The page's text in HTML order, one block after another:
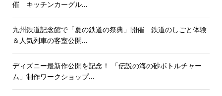
催 キッチンカーグル...
九州鉄道記念館で「夏の鉄道の祭典」開催 鉄道のしごと体験
＆人気列車の客室公開...
ディズニー最新作公開を記念！ 「伝説の海の砂ボトルチャー
ム」制作ワークショップ...